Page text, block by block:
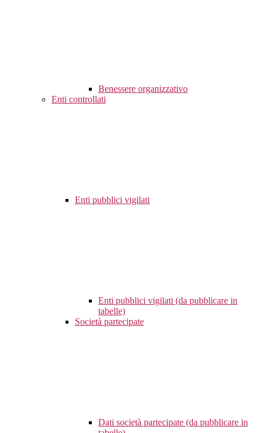
Benessere organizzativo
Enti controllati
Enti pubblici vigilati
Enti pubblici vigilati (da pubblicare in
tabelle)
Società partecipate
Dati società partecipate (da pubblicare in